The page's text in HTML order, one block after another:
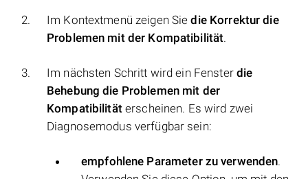
Im Kontextmenü zeigen Siedie Korrektur die
Problemen mit der Kompatibilität.
Im nächsten Schritt wird ein Fenster die
Behebung die Problemen mit der
Kompatibilitäterscheinen. Es wird zwei
Diagnosemodus verfügbar sein:
empfohlene Parameter zu verwenden.